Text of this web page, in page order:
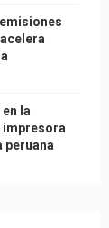
la
impresora
peruana